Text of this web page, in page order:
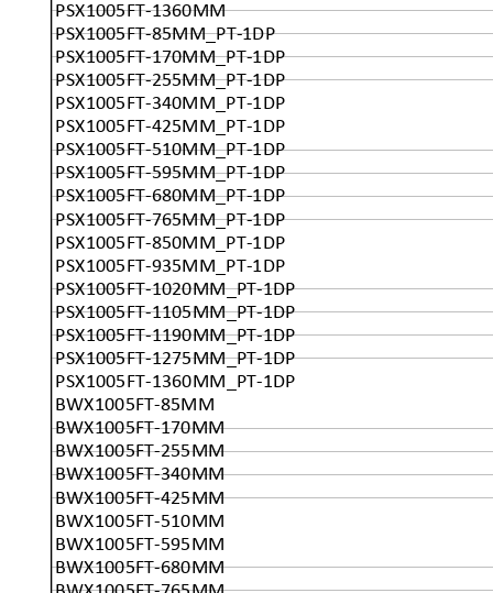
PSX1005FT-1360MM
PSX1005FT-85MM_PT-1DP
PSX1005FT-170MM_PT-1DP
PSX1005FT-255MM_PT-1DP
PSX1005FT-340MM_PT-1DP
PSX1005FT-425MM_PT-1DP
PSX1005FT-510MM_PT-1DP
PSX1005FT-595MM_PT-1DP
PSX1005FT-680MM_PT-1DP
PSX1005FT-765MM_PT-1DP
PSX1005FT-850MM_PT-1DP
PSX1005FT-935MM_PT-1DP
PSX1005FT-1020MM_PT-1DP
PSX1005FT-1105MM_PT-1DP
PSX1005FT-1190MM_PT-1DP
PSX1005FT-1275MM_PT-1DP
PSX1005FT-1360MM_PT-1DP
BWX1005FT-85MM
BWX1005FT-170MM
BWX1005FT-255MM
BWX1005FT-340MM
BWX1005FT-425MM
BWX1005FT-510MM
BWX1005FT-595MM
BWX1005FT-680MM